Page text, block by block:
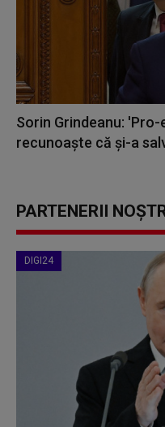
Sorin Grindeanu:
recunoaşte că şi-a
PARTENERII
DIGI24